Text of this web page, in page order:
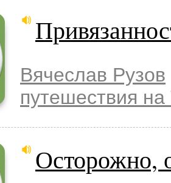
Вячеслав Рузов
путешествия на
Осторожно,